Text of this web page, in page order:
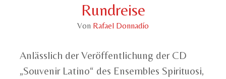
Rundreise
Von Rafael Donnadío
Anlässlich der Veröffentlichung der CD
„Souvenir Latino“ des Ensembles Spirituosi,